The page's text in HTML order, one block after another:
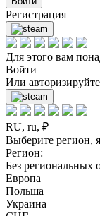
Регистрация
Для этого вам
Войти
Или
RU, ru, ₽
Выберите регион,
Регион:
Без региональных
Европа
Польша
Украина